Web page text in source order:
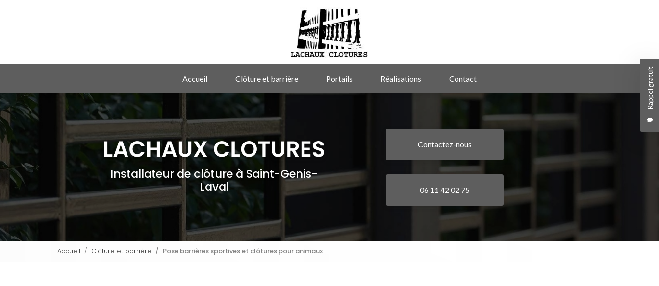
Rappel gratuit
Accueil
Clôture et barrière Portails Réalisations Contact
Installateur de clôture à Saint-Genis-
Laval
Contactez-nous
06 11 42 02 75
Accueil Clôture et barrière Pose barrières sportives et clôtures pour animaux